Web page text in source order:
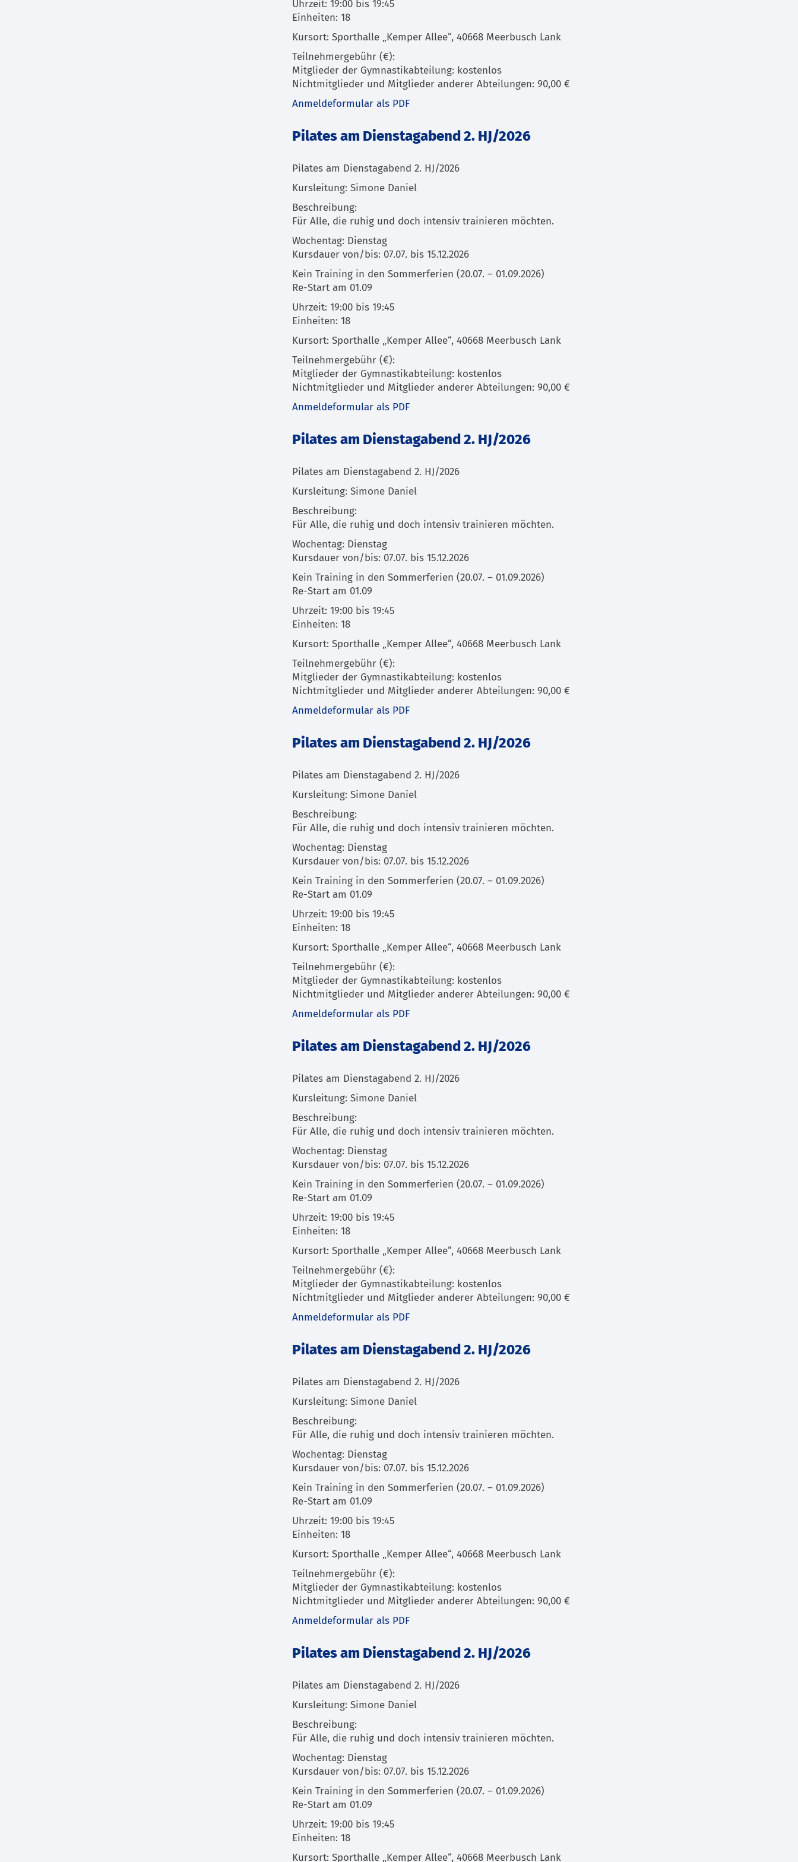
Uhrzeit: 19:00 bis 19:45
Einheiten: 18
Kursort: Sporthalle „Kemper Allee“, 40668 Meerbusch Lank
Teilnehmergebühr (€):
Mitglieder der Gymnastikabteilung: kostenlos
Nichtmitglieder und Mitglieder anderer Abteilungen: 90,00 €
Anmeldeformular als PDF
Pilates am Dienstagabend 2. HJ/2026
Pilates am Dienstagabend 2. HJ/2026
Kursleitung: Simone Daniel
Beschreibung:
Für Alle, die ruhig und doch intensiv trainieren möchten.
Wochentag: Dienstag
Kursdauer von/bis: 07.07. bis 15.12.2026
Kein Training in den Sommerferien (20.07. – 01.09.2026)
Re-Start am 01.09
Uhrzeit: 19:00 bis 19:45
Einheiten: 18
Kursort: Sporthalle „Kemper Allee“, 40668 Meerbusch Lank
Teilnehmergebühr (€):
Mitglieder der Gymnastikabteilung: kostenlos
Nichtmitglieder und Mitglieder anderer Abteilungen: 90,00 €
Anmeldeformular als PDF
Pilates am Dienstagabend 2. HJ/2026
Pilates am Dienstagabend 2. HJ/2026
Kursleitung: Simone Daniel
Beschreibung:
Für Alle, die ruhig und doch intensiv trainieren möchten.
Wochentag: Dienstag
Kursdauer von/bis: 07.07. bis 15.12.2026
Kein Training in den Sommerferien (20.07. – 01.09.2026)
Re-Start am 01.09
Uhrzeit: 19:00 bis 19:45
Einheiten: 18
Kursort: Sporthalle „Kemper Allee“, 40668 Meerbusch Lank
Teilnehmergebühr (€):
Mitglieder der Gymnastikabteilung: kostenlos
Nichtmitglieder und Mitglieder anderer Abteilungen: 90,00 €
Anmeldeformular als PDF
Pilates am Dienstagabend 2. HJ/2026
Pilates am Dienstagabend 2. HJ/2026
Kursleitung: Simone Daniel
Beschreibung:
Für Alle, die ruhig und doch intensiv trainieren möchten.
Wochentag: Dienstag
Kursdauer von/bis: 07.07. bis 15.12.2026
Kein Training in den Sommerferien (20.07. – 01.09.2026)
Re-Start am 01.09
Uhrzeit: 19:00 bis 19:45
Einheiten: 18
Kursort: Sporthalle „Kemper Allee“, 40668 Meerbusch Lank
Teilnehmergebühr (€):
Mitglieder der Gymnastikabteilung: kostenlos
Nichtmitglieder und Mitglieder anderer Abteilungen: 90,00 €
Anmeldeformular als PDF
Pilates am Dienstagabend 2. HJ/2026
Pilates am Dienstagabend 2. HJ/2026
Kursleitung: Simone Daniel
Beschreibung:
Für Alle, die ruhig und doch intensiv trainieren möchten.
Wochentag: Dienstag
Kursdauer von/bis: 07.07. bis 15.12.2026
Kein Training in den Sommerferien (20.07. – 01.09.2026)
Re-Start am 01.09
Uhrzeit: 19:00 bis 19:45
Einheiten: 18
Kursort: Sporthalle „Kemper Allee“, 40668 Meerbusch Lank
Teilnehmergebühr (€):
Mitglieder der Gymnastikabteilung: kostenlos
Nichtmitglieder und Mitglieder anderer Abteilungen: 90,00 €
Anmeldeformular als PDF
Pilates am Dienstagabend 2. HJ/2026
Pilates am Dienstagabend 2. HJ/2026
Kursleitung: Simone Daniel
Beschreibung:
Für Alle, die ruhig und doch intensiv trainieren möchten.
Wochentag: Dienstag
Kursdauer von/bis: 07.07. bis 15.12.2026
Kein Training in den Sommerferien (20.07. – 01.09.2026)
Re-Start am 01.09
Uhrzeit: 19:00 bis 19:45
Einheiten: 18
Kursort: Sporthalle „Kemper Allee“, 40668 Meerbusch Lank
Teilnehmergebühr (€):
Mitglieder der Gymnastikabteilung: kostenlos
Nichtmitglieder und Mitglieder anderer Abteilungen: 90,00 €
Anmeldeformular als PDF
Pilates am Dienstagabend 2. HJ/2026
Pilates am Dienstagabend 2. HJ/2026
Kursleitung: Simone Daniel
Beschreibung:
Für Alle, die ruhig und doch intensiv trainieren möchten.
Wochentag: Dienstag
Kursdauer von/bis: 07.07. bis 15.12.2026
Kein Training in den Sommerferien (20.07. – 01.09.2026)
Re-Start am 01.09
Uhrzeit: 19:00 bis 19:45
Einheiten: 18
Kursort: Sporthalle „Kemper Allee“, 40668 Meerbusch Lank